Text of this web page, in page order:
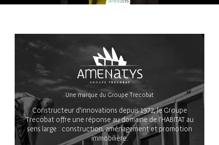
Une marque du Groupe Trecobat
Constructeur d'innovations depuis 1972, le Groupe
Trecobat offre une réponse au domaine de l’HABITAT au
sens large : construction, aménagement et promotion
immobilière.